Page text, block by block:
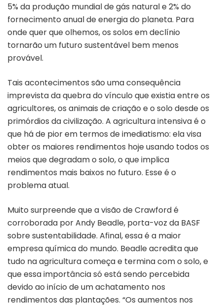
5% da produção mundial de gás natural e 2% do
fornecimento anual de energia do planeta. Para
onde quer que olhemos, os solos em declínio
tornarão um futuro sustentável bem menos
provável.
Tais acontecimentos são uma consequência
imprevista da quebra do vínculo que existia entre os
agricultores, os animais de criação e o solo desde os
primórdios da civilização. A agricultura intensiva é o
que há de pior em termos de imediatismo: ela visa
obter os maiores rendimentos hoje usando todos os
meios que degradam o solo, o que implica
rendimentos mais baixos no futuro. Esse é o
problema atual.
Muito surpreende que a visão de Crawford é
corroborada por Andy Beadle, porta-voz da BASF
sobre sustentabilidade. Afinal, essa é a maior
empresa química do mundo. Beadle acredita que
tudo na agricultura começa e termina com o solo, e
que essa importância só está sendo percebida
devido ao início de um achatamento nos
rendimentos das plantações. “Os aumentos nos